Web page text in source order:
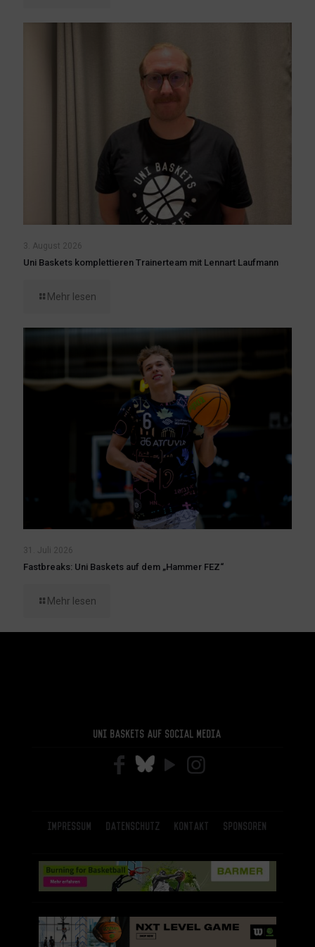
3. August 2026
Uni Baskets komplettieren Trainerteam mit Lennart Laufmann
Mehr lesen
31. Juli 2026
Fastbreaks: Uni Baskets auf dem „Hammer FEZ“
Mehr lesen
Uni Baskets auf Social Media
Impressum Datenschutz Kontakt Sponsoren